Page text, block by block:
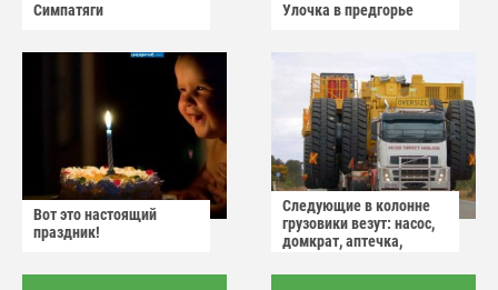
Симпатяги Улочка в предгорье
Вот это настоящий
праздник!
Следующие в колонне
грузовики везут: насос,
домкрат, аптечка,